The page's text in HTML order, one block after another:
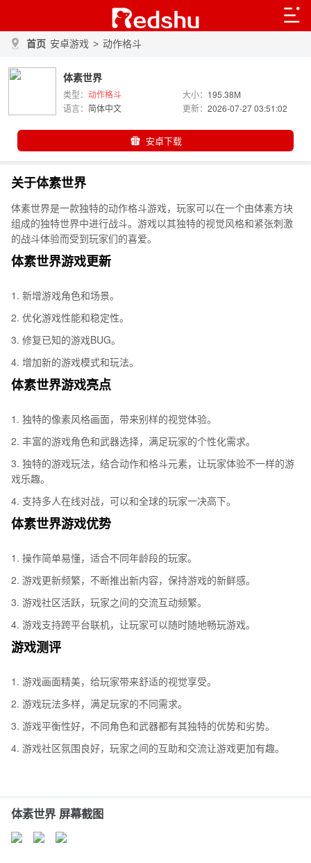
首页 安卓游戏 > 动作格斗
体素世界
类型： 动作格斗 大小： 195.38M
语言： 简体中文 更新：2026-07-27 03:51:02
安卓下载
关于体素世界
体素世界是一款独特的动作格斗游戏，玩家可以在一个由体素方块
组成的独特世界中进行战斗。游戏以其独特的视觉风格和紧张刺激
的战斗体验而受到玩家们的喜爱。
体素世界游戏更新
1. 新增游戏角色和场景。
2. 优化游戏性能和稳定性。
3. 修复已知的游戏BUG。
4. 增加新的游戏模式和玩法。
体素世界游戏亮点
1. 独特的像素风格画面，带来别样的视觉体验。
2. 丰富的游戏角色和武器选择，满足玩家的个性化需求。
3. 独特的游戏玩法，结合动作和格斗元素，让玩家体验不一样的游
戏乐趣。
4. 支持多人在线对战，可以和全球的玩家一决高下。
体素世界游戏优势
1. 操作简单易懂，适合不同年龄段的玩家。
2. 游戏更新频繁，不断推出新内容，保持游戏的新鲜感。
3. 游戏社区活跃，玩家之间的交流互动频繁。
4. 游戏支持跨平台联机，让玩家可以随时随地畅玩游戏。
游戏测评
1. 游戏画面精美，给玩家带来舒适的视觉享受。
2. 游戏玩法多样，满足玩家的不同需求。
3. 游戏平衡性好，不同角色和武器都有其独特的优势和劣势。
4. 游戏社区氛围良好，玩家之间的互助和交流让游戏更加有趣。
体素世界 屏幕截图